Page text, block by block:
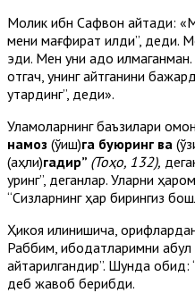
Молик ибн Сафвон айтади:
мени мағфират қилди”, деди.
эди. Мен уни адо
отгач, унинг айтганини
қутқардинг”, деди».
Уламоларнинг баъзилари
намоз (ўқиш)га буюринг ва
(аҳли)гадир” (Тоҳо, 132),
уринг”, деганлар. Уларни
“Сизларнинг ҳар бирингиз
Ҳикоя қилинишича,
Раббим, ибодатларимни
қайтарилгандир”. Шунда
деб жавоб берибди.